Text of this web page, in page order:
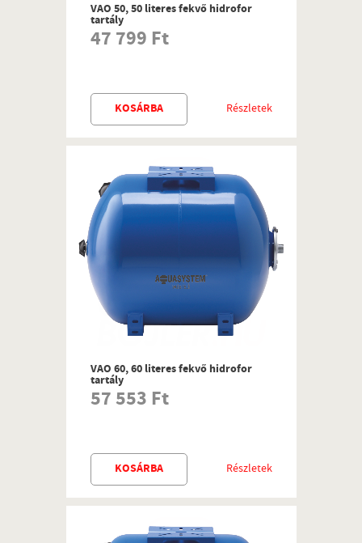
VAO 50, 50 literes fekvő hidrofor
tartály
47 799 Ft
Részletek
KOSÁRBA
VAO 60, 60 literes fekvő hidrofor
tartály
57 553 Ft
Részletek
KOSÁRBA